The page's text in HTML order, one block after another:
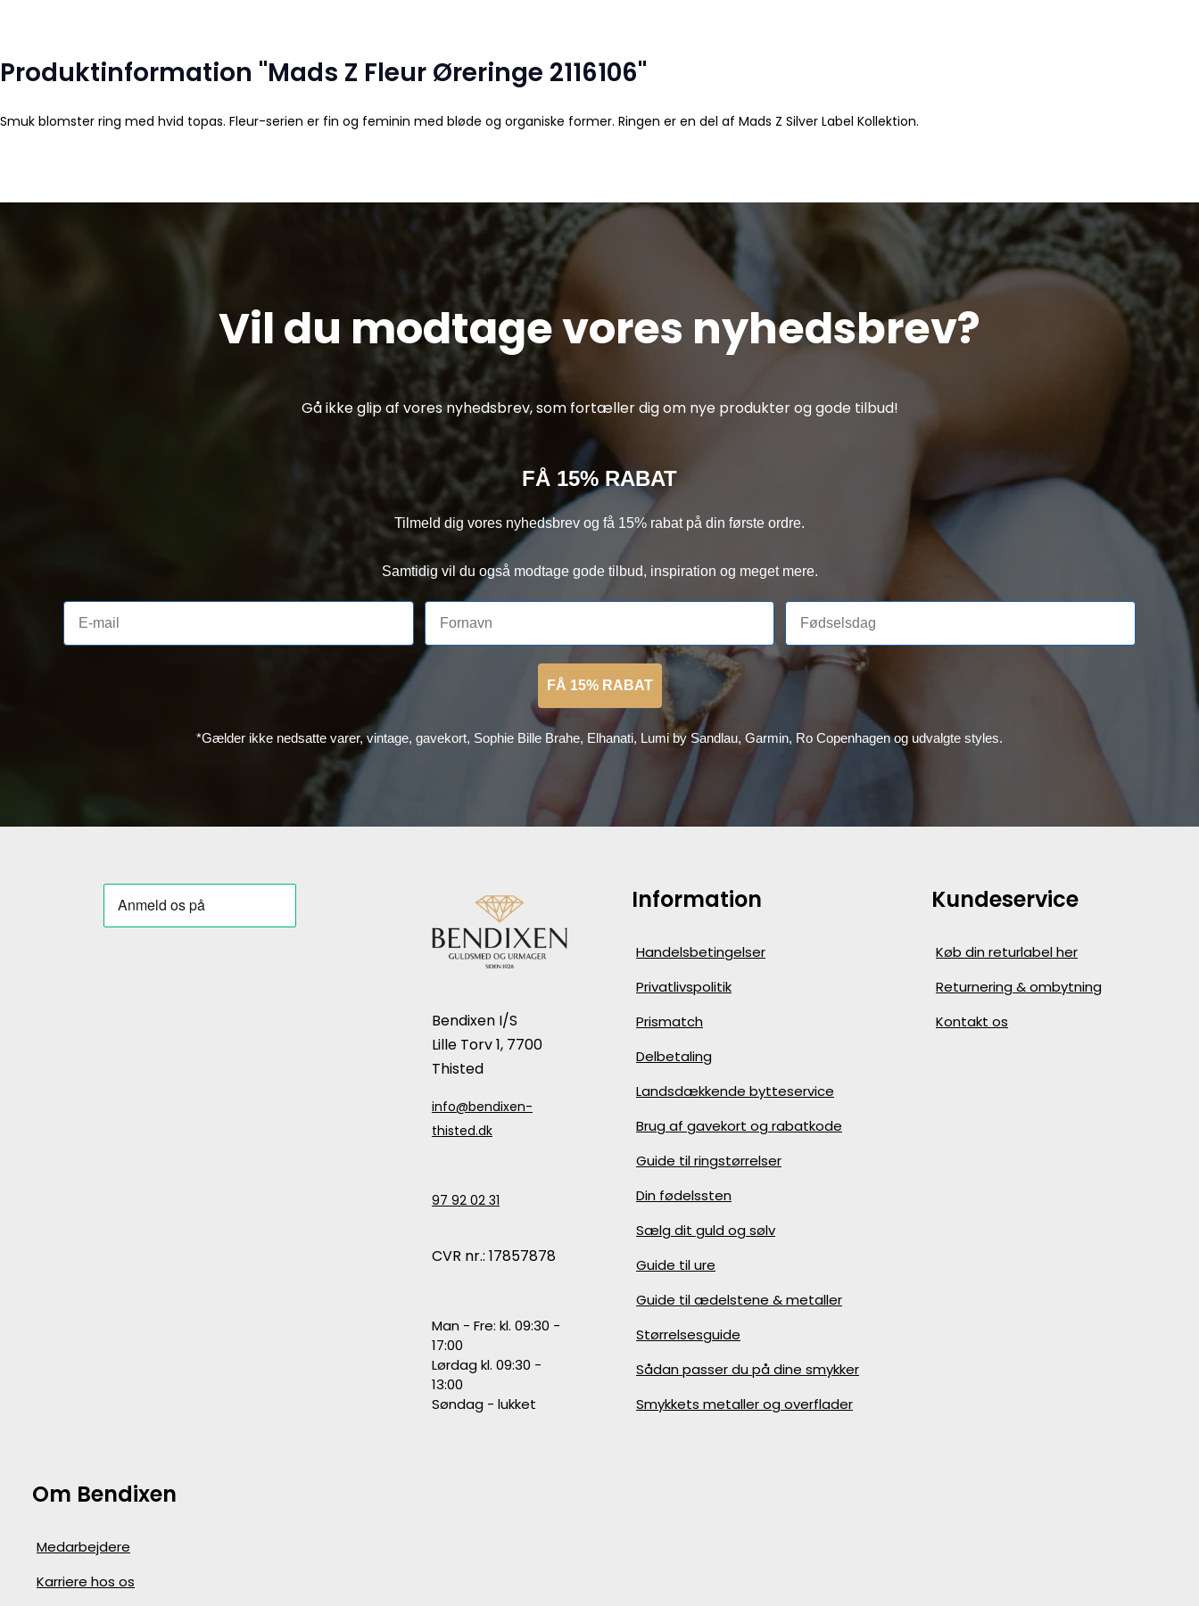
Produktinformation "Mads Z Fleur Øreringe 2116106"
Smuk blomster ring med hvid topas. Fleur-serien er fin og feminin med bløde og organiske former. Ringen er en del af Mads Z Silver Label Kollektion.
Vil du modtage vores nyhedsbrev?
Gå ikke glip af vores nyhedsbrev, som fortæller dig om nye produkter og gode tilbud!
FÅ 15% RABAT
Tilmeld dig vores nyhedsbrev og få 15% rabat på din første ordre.
Samtidig vil du også modtage gode tilbud, inspiration og meget mere.
FÅ 15% RABAT
*Gælder ikke nedsatte varer, vintage, gavekort, Sophie Bille Brahe, Elhanati, Lumi by Sandlau, Garmin, Ro Copenhagen og udvalgte styles.
Bendixen I/S
Lille Torv 1, 7700
Thisted
info@bendixen-
thisted.dk
97 92 02 31
CVR nr.: 17857878
Man - Fre: kl. 09:30 -
17:00
Lørdag kl. 09:30 -
13:00
Søndag - lukket
Information
Handelsbetingelser
Privatlivspolitik
Prismatch
Delbetaling
Landsdækkende bytteservice
Brug af gavekort og rabatkode
Guide til ringstørrelser
Din fødelssten
Sælg dit guld og sølv
Guide til ure
Guide til ædelstene & metaller
Størrelsesguide
Sådan passer du på dine smykker
Smykkets metaller og overflader
Kundeservice
Køb din returlabel her
Returnering & ombytning
Kontakt os
Om Bendixen
Medarbejdere
Karriere hos os